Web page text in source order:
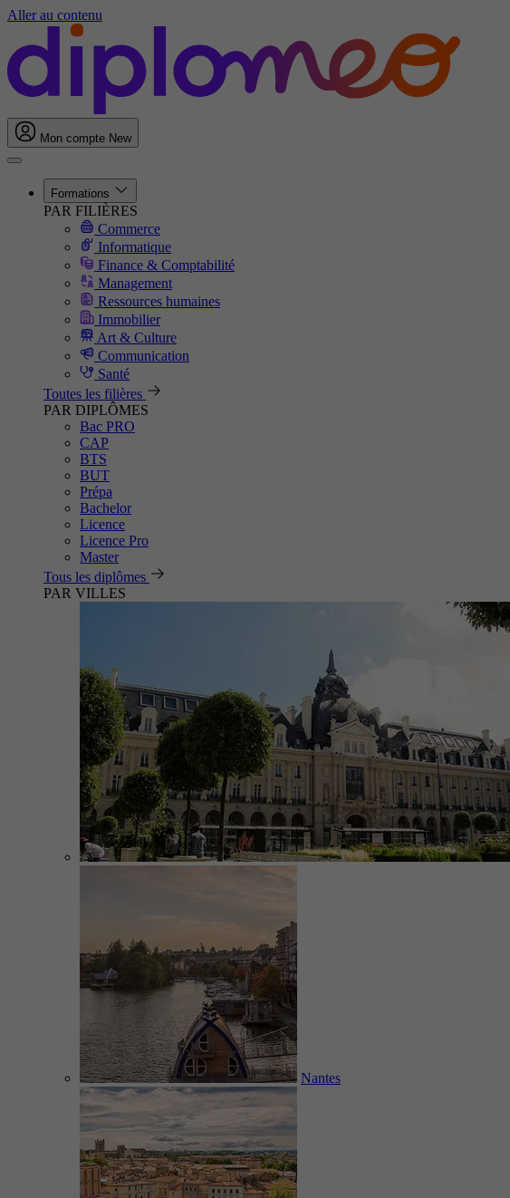
Aller au contenu
Mon compte New
Formations
PAR FILIÈRES
Commerce
Informatique
Finance & Comptabilité
Management
Ressources humaines
Immobilier
Art & Culture
Communication
Santé
Toutes les filières
PAR DIPLÔMES
Bac PRO
CAP
BTS
BUT
Prépa
Bachelor
Licence
Licence Pro
Master
Tous les diplômes
PAR VILLES
Nantes